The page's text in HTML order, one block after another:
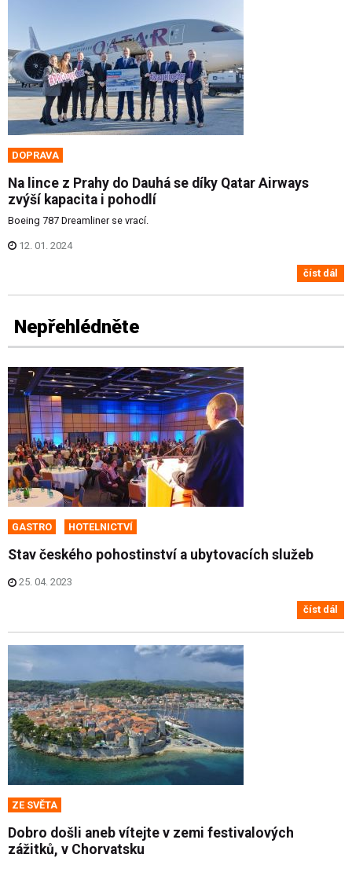
DOPRAVA
Na lince z Prahy do Dauhá se díky Qatar Airways
zvýší kapacita i pohodlí
Boeing 787 Dreamliner se vrací.
12. 01. 2024
číst dál
Nepřehlédněte
GASTRO HOTELNICTVÍ
Stav českého pohostinství a ubytovacích služeb
25. 04. 2023
číst dál
ZE SVĚTA
Dobro došli aneb vítejte v zemi festivalových
zážitků, v Chorvatsku